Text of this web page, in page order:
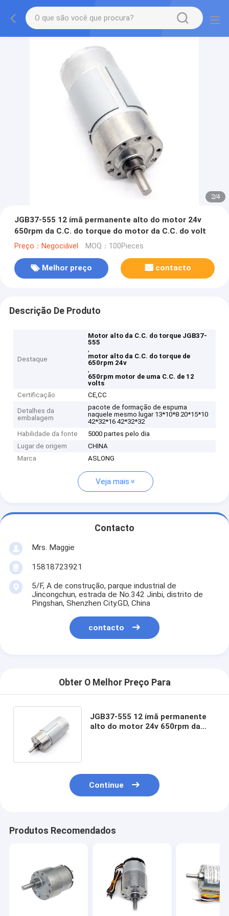
2/4
JGB37-555 12 ímã permanente alto do motor 24v
650rpm da C.C. do torque do motor da C.C. do volt
Preço：Negociável MOQ：100Pieces
Melhor preço contacto
Descrição De Produto
Destaque
Motor alto da C.C. do torque JGB37-
555
,
motor alto da C.C. do torque de
650rpm 24v
,
650rpm motor de uma C.C. de 12
volts
Certificação
CE,CC
Detalhes da
embalagem
pacote de formação de espuma
naquele mesmo lugar 13*10*8 20*15*10
42*32*16 42*32*32
Habilidade da fonte
5000 partes pelo dia
Lugar de origem
CHINA
Marca
ASLONG
Veja mais
Contacto
Mrs. Maggie
15818723921
5/F, A de construção, parque industrial de
Jincongchun, estrada de No.342 Jinbi, distrito de
Pingshan, Shenzhen City.GD, China
contacto
Obter O Melhor Preço Para
JGB37-555 12 ímã permanente
alto do motor 24v 650rpm da
Continue
Produtos Recomendados